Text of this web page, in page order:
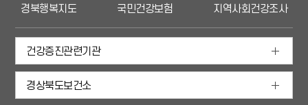
경북행복지도 국민건강보험 지역사회건강조사
건강증진관련기관
경상북도보건소